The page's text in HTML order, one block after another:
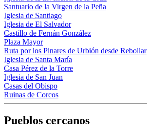
Santuario de la Virgen de la Peña
Iglesia de Santiago
Iglesia de El Salvador
Castillo de Fernán González
Plaza Mayor
Ruta por los Pinares de Urbión desde Rebollar
Iglesia de Santa María
Casa Pérez de la Torre
Iglesia de San Juan
Casas del Obispo
Ruinas de Corcos
Pueblos cercanos